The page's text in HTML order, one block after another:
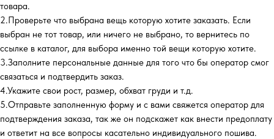
товара.
2.Проверьте что выбрана вещь которую хотите заказать. Если
выбран не тот товар, или ничего не выбрано, то вернитесь по
ссылке в каталог, для выбора именно той вещи которую хотите.
3.Заполните персональные данные для того что бы оператор смог
связаться и подтвердить заказ.
4.Укажите свои рост, размер, обхват груди и т.д.
5.Отправьте заполненную форму и с вами свяжется оператор для
подтверждения заказа, так же он подскажет как внести предоплату
и ответит на все вопросы касательно индивидуального пошива.